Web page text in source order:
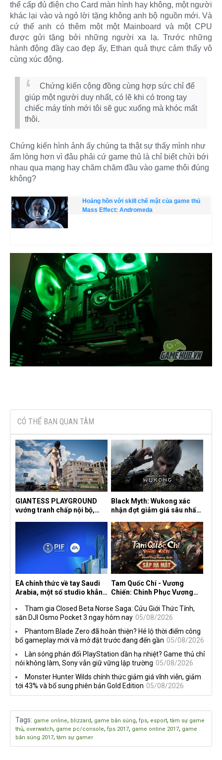
thể cấp đủ điện cho Card màn hình hay không, một người
khác lại vào và ngỏ lời tặng không anh bộ nguồn mới. Và
cứ thế anh có thêm một một Mainboard và một CPU
được gửi tặng bởi những người xa lạ. Trước những
hành động đầy cao đẹp ấy, Ethan quả thực cảm thấy vô
cùng xúc động.
Chứng kiến cộng đồng cùng hợp sức chỉ để
giúp một người duy nhất, có lẽ khi có trong tay
chiếc máy tính mới tôi sẽ gục xuống mà khóc mất
thôi.
Chứng kiến hình ảnh ấy chúng ta thật sự thấy mình như
ấm lòng hơn vì đâu phải cứ game thủ là chỉ biết chửi bới
nhau qua mạng hay chăm chăm đầu vào game thôi đúng
không?
Hoảng hồn với skill chế mặt của game thủ
Mass Effect: Andromeda
CÓ THỂ BẠN QUAN TÂM
GIANTESS PLAYGROUND
vướng tranh chấp nội bộ,
ngầm chiếm đoạt doanh thu
Black Myth: Wukong xác
nhận đợt giảm giá sâu nhất
trên mọi nền tảng
EA chính thức về tay Saudi
Arabia, một số studio khẳng
lược DEI
Tam Quốc Chí - Vương
Chiến: Chinh Phục Vương
sáu thị trường Đông Nam Á
Tham gia Closed Beta Norse Saga: Cửu Giới Thức Tỉnh,
săn DJI Osmo Pocket 3 ngay hôm nay 05/08/2026
Phantom Blade Zero đã hoàn thiện? Hé lộ thời điểm công
bố gameplay mới và mở đặt trước đang đến gần 05/08/2026
Làn sóng phản đối PlayStation dần hạ nhiệt? Game thủ chỉ
nói không làm, Sony vẫn giữ vững lập trường 05/08/2026
Monster Hunter Wilds chính thức giảm giá vĩnh viễn, giảm
tới 43% và bổ sung phiên bản Gold Edition 05/08/2026
Tags: game online, blizzard, game bắn súng, fps, esport, tâm sự game
thủ, overwatch, game pc/console, fps 2017, game online 2017, game
bắn súng 2017, tâm sự gamer